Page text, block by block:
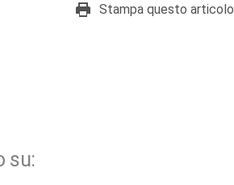
Stampa questo articolo
su: